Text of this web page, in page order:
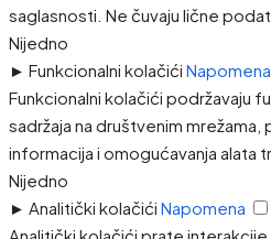
saglasnosti. Ne čuvaju lične
Nijedno
► Funkcionalni kolačići Napomena
Funkcionalni kolačići podržavaju
sadržaja na društvenim mrežama,
informacija i omogućavanja alata
Nijedno
► Analitički kolačići Napomena